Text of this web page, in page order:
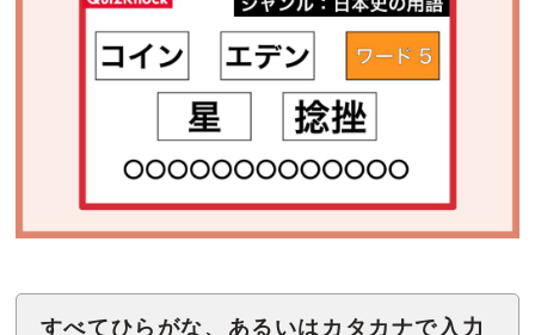
すべてひらがな、あるいはカタカナで入力